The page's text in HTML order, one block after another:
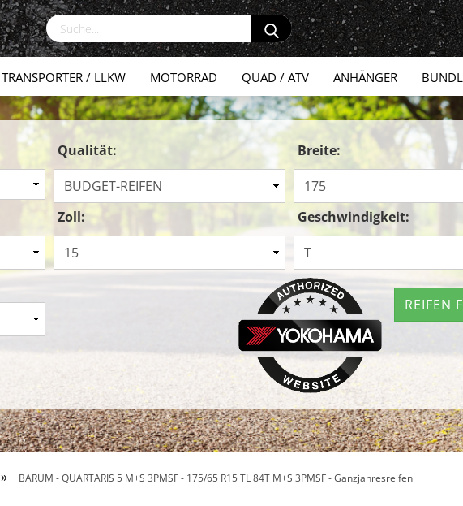
TRANSPORTER / LLKW MOTORRAD QUAD / ATV ANHÄNGER
Qualität: Breite:
Zoll: Geschwindigkeit:
REIFEN
» BARUM - QUARTARIS 5 M+S 3PMSF - 175/65 R15 TL 84T M+S 3PMSF - Ganzjahresreifen